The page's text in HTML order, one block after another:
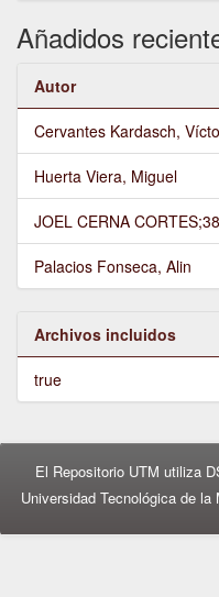
Añadidos
Autor
Cervantes Kardasch,
Huerta Viera, Miguel
JOEL CERNA
Palacios Fonseca, Alin
Archivos incluidos
true
El Repositorio UTM utiliza
Universidad Tecnológica de